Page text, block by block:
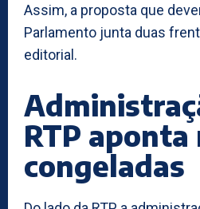
Assim, a proposta que
Parlamento junta duas
editorial.
RTP
congeladas